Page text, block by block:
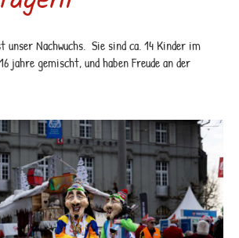
Nachwuchs. Sie sind ca. 14 Kinder im
jahre gemischt, und haben Freude an der